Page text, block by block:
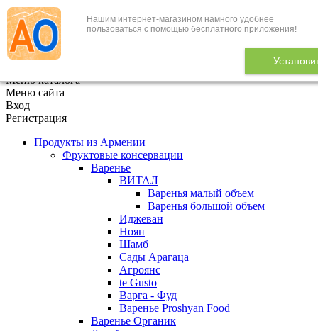
Нашим интернет-магазином намного удобнее
пользоваться с помощью бесплатного приложения!
+7 (495) 646-888-1
В корзине 0
Меню каталога
Меню сайта
Вход
Регистрация
Продукты из Армении
Фруктовые консервации
Варенье
ВИТАЛ
Варенья малый объем
Варенья большой объем
Иджеван
Ноян
Шамб
Сады Арагаца
Агроянс
te Gusto
Варга - Фуд
Варенье Proshyan Food
Варенье Органик